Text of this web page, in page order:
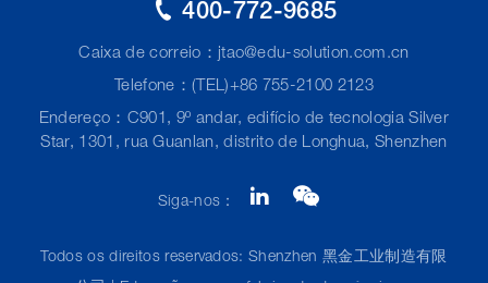
400-772-9685
Caixa de correio： jtao@edu-solution.com.cn
Telefone：(TEL)+86 755-2100 2123
Endereço：C901, 9º andar, edifício de tecnologia Silver
Star, 1301, rua Guanlan, distrito de Longhua, Shenzhen
Siga-nos：
Todos os direitos reservados: Shenzhen 黑金工业制造有限